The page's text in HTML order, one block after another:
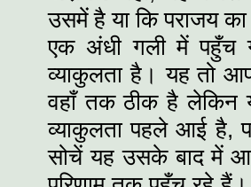
उसमें है या कि पराजय
एक अंधी गली में पहुँच
व्याकुलता है। यह तो
वहाँ तक ठीक है लेकिन
व्याकुलता पहले आई है,
सोचें यह उसके बाद में